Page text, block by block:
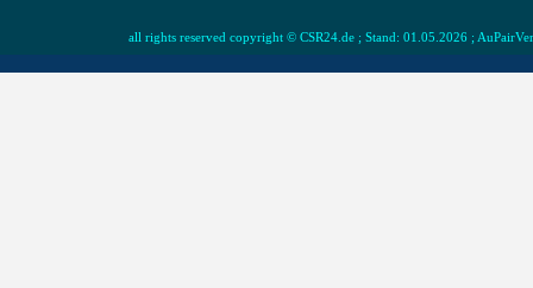
all rights reserved copyright © CSR24.de ; Stand: 01.05.2026 ;